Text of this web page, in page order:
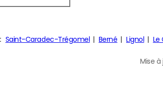
Saint-Caradec-Trégomel Berné Lignol
Mise à